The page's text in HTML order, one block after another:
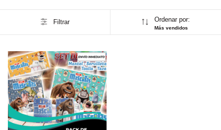
Filtrar Ordenar por:
Más vendidos